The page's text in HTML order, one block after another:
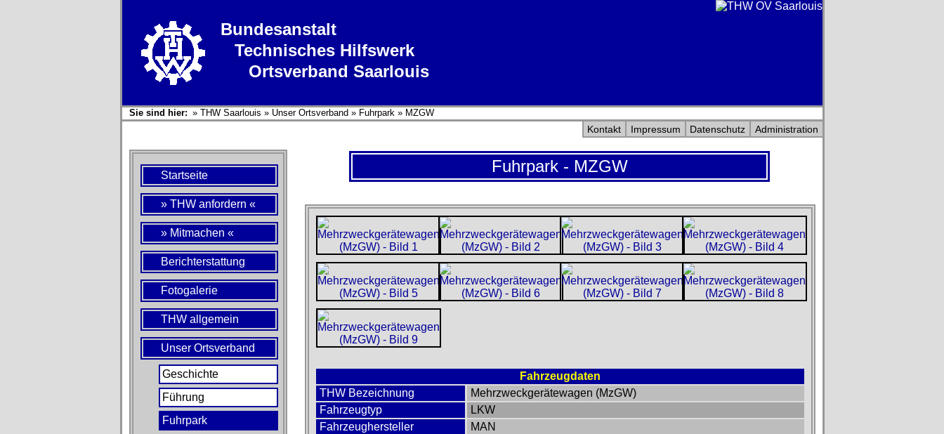
Bundesanstalt
Technisches Hilfswerk
Ortsverband Saarlouis
Sie sind hier: » THW Saarlouis » Unser Ortsverband » Fuhrpark» MZGW
Kontakt Impressum Datenschutz Administration
Startseite
» THW anfordern «
» Mitmachen «
Berichterstattung
Fotogalerie
THW allgemein
Unser Ortsverband
Geschichte
Führung
Fuhrpark
Fuhrpark - MZGW
Fahrzeugdaten
THW Bezeichnung
Mehrzweckgerätewagen (MzGW)
Fahrzeugtyp
LKW
Fahrzeughersteller
MAN